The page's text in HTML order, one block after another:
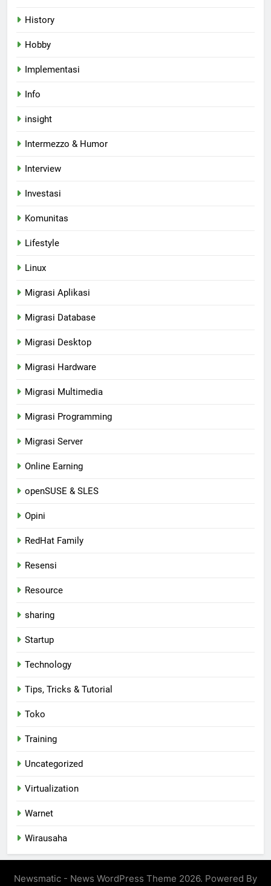
History
Hobby
Implementasi
Info
insight
Intermezzo & Humor
Interview
Investasi
Komunitas
Lifestyle
Linux
Migrasi Aplikasi
Migrasi Database
Migrasi Desktop
Migrasi Hardware
Migrasi Multimedia
Migrasi Programming
Migrasi Server
Online Earning
openSUSE & SLES
Opini
RedHat Family
Resensi
Resource
sharing
Startup
Technology
Tips, Tricks & Tutorial
Toko
Training
Uncategorized
Virtualization
Warnet
Wirausaha
Newsmatic - News WordPress Theme 2026. Powered By